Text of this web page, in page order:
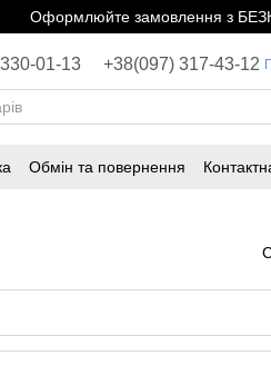
Оформлюйте замовлення з
01-13 +38(097) 317-43-12
Обмін та повернення